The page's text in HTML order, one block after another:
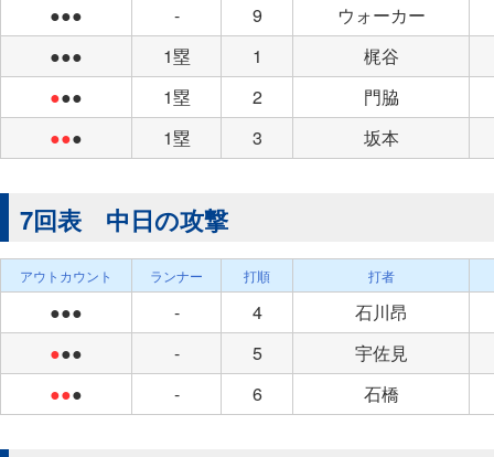
●●● - 9
ウォーカー
●●●
1塁 1
梶谷
●●● 1塁 2
門脇
●●● 1塁 3 坂本
7回表 中日の攻撃
アウトカウント ランナー 打順 打者
●●● - 4
石川昂
●●● - 5
宇佐見
●●● - 6 石橋